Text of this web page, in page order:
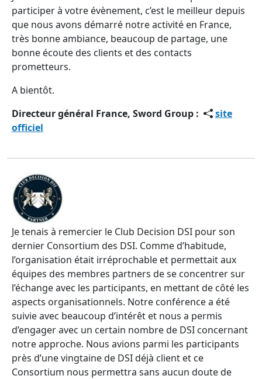
participer à votre évènement, c’est le meilleur depuis
que nous avons démarré notre activité en France,
très bonne ambiance, beaucoup de partage, une
bonne écoute des clients et des contacts
prometteurs.
A bientôt.
Directeur général France, Sword Group :
site
officiel
Je tenais à remercier le Club Decision DSI pour son
dernier Consortium des DSI. Comme d’habitude,
l’organisation était irréprochable et permettait aux
équipes des membres partners de se concentrer sur
l’échange avec les participants, en mettant de côté les
aspects organisationnels. Notre conférence a été
suivie avec beaucoup d’intérêt et nous a permis
d’engager avec un certain nombre de DSI concernant
notre approche. Nous avions parmi les participants
près d’une vingtaine de DSI déjà client et ce
Consortium nous permettra sans aucun doute de